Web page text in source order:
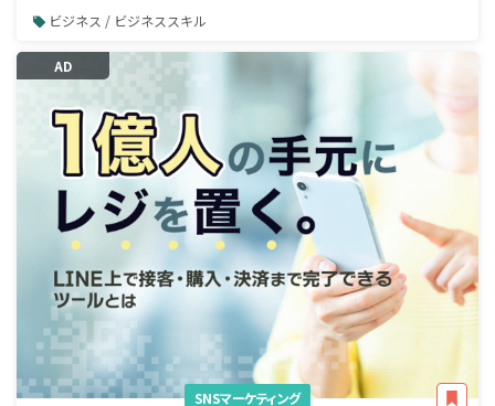
ビジネス / ビジネススキル
AD
SNSマーケティング